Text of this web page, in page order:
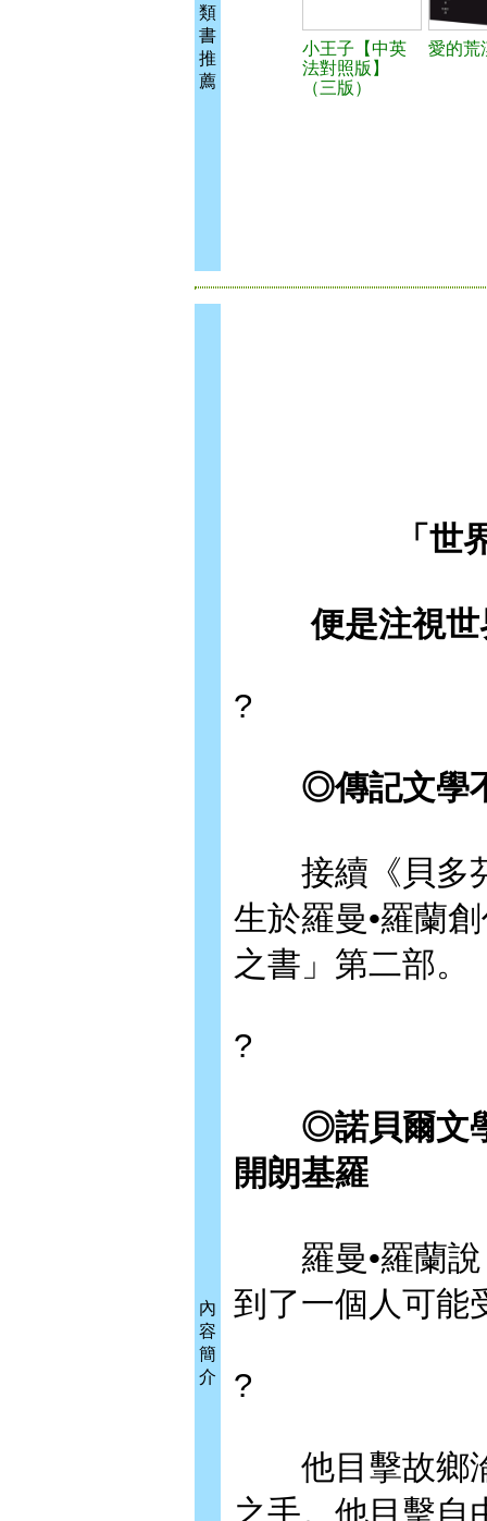
類
書
推
薦
小王子【中英
法對照版】
（三版）
愛的荒
內
容
簡
介
「世
便是注視
?
◎傳記文學不
接續《貝多芬
生於羅曼•羅蘭
之書」第二部。
?
◎諾貝爾文學
開朗基羅
羅曼•羅蘭說
到了一個人可能
?
他目擊故鄉淪
之手。他目擊自